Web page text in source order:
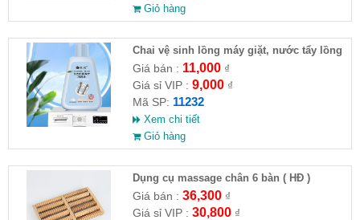
Giỏ hàng
Chai vệ sinh lồng máy giặt, nước tẩy lồng
máy giặt CLEANING FLUID
Giá bán : 11,000₫
Giá sỉ VIP : 9,000₫
Mã SP: 11232
Xem chi tiết
Giỏ hàng
Dụng cụ massage chân 6 bàn ( HĐ )
Giá bán : 36,300₫
Giá sỉ VIP : 30,800₫